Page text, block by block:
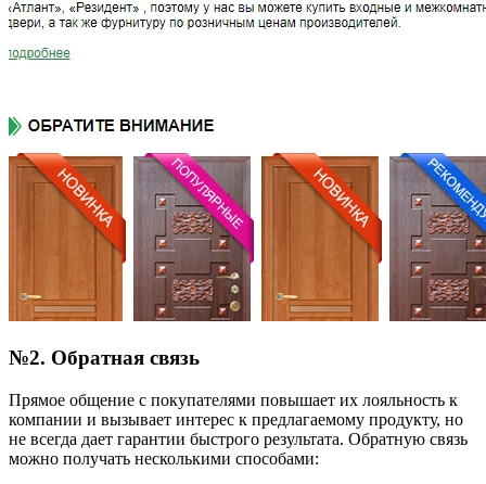
№2. Обратная связь
Прямое общение с покупателями повышает их лояльность к
компании и вызывает интерес к предлагаемому продукту, но
не всегда дает гарантии быстрого результата. Обратную связь
можно получать несколькими способами: